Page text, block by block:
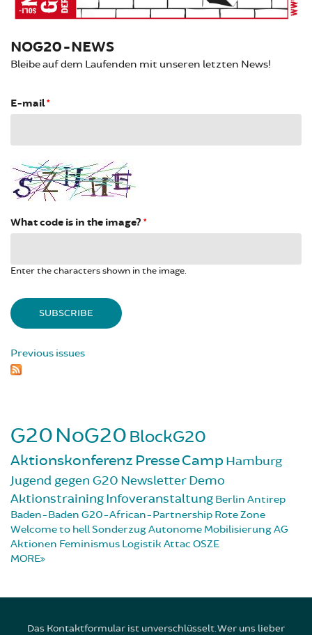
NOG20-NEWS
Bleibe auf dem Laufenden mit unseren letzten News!
E-mail*
What code is in the image? *
Enter the characters shown in the image.
Previous issues
G20NoG20 BlockG20
Aktionskonferenz PresseCampHamburg
Jugend gegen G20 NewsletterDemo
AktionstrainingInfoveranstaltung Berlin Antirep
Baden-Baden G20-African-Partnership Rote Zone
Welcome to hellSonderzugAutonome MobilisierungAG
Aktionen Feminismus Logistik Attac OSZE
MORE
Das Kontaktformular ist unverschlüsselt. Wer uns lieber